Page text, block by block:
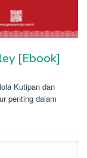
[Ebook]
Kutipan dan
penting dalam